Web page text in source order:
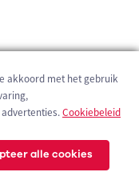
akkoord met het gebruik
Cookiebeleid
alle cookies